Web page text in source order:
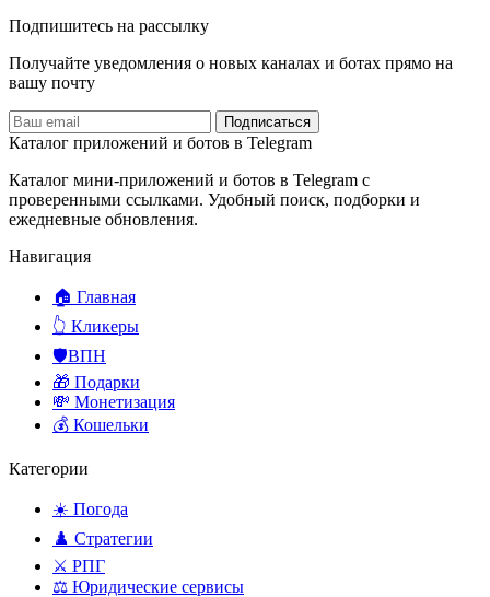
Подпишитесь на рассылку
Получайте уведомления о новых каналах и ботаx прямо на
вашу почту
Подписаться
Каталог приложений и ботов в Telegram
Каталог мини-приложений и ботов в Telegram с
проверенными ссылками. Удобный поиск, подборки и
ежедневные обновления.
Навигация
🏠 Главная
👆 Кликеры
🛡️ВПН
🎁 Подарки
💸 Монетизация
💰 Кошельки
Категории
☀️ Погода
♟️ Стратегии
⚔️ РПГ
⚖️ Юридические сервисы